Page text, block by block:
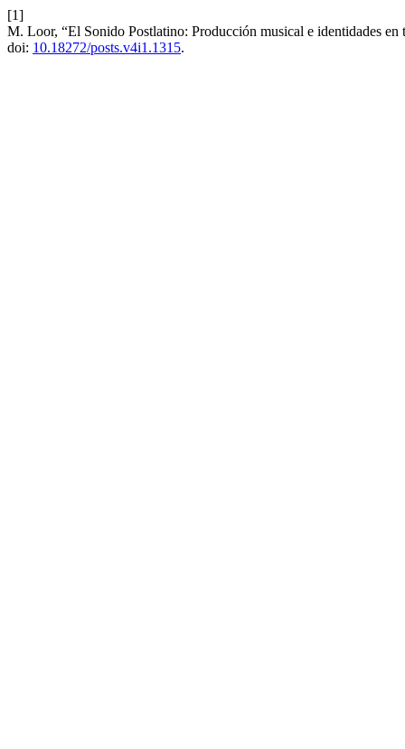
[1]
M. Loor, “El Sonido Postlatino: Producción musical e identidades
doi: 10.18272/posts.v4i1.1315.